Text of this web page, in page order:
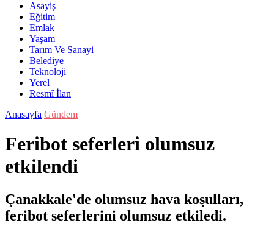
Asayiş
Eğitim
Emlak
Yaşam
Tarım Ve Sanayi
Belediye
Teknoloji
Yerel
Resmî İlan
Anasayfa Gündem
Feribot seferleri olumsuz
etkilendi
Çanakkale'de olumsuz hava koşulları,
feribot seferlerini olumsuz etkiledi.